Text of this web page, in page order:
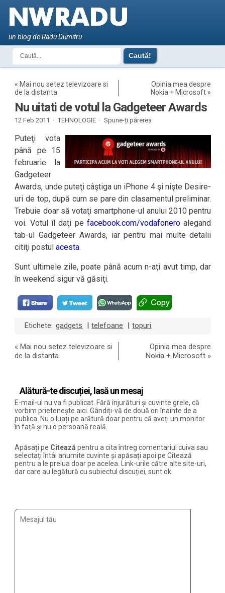
un blog de Radu Dumitru
« Mai nou setez televizoare si
de la distanta
Opinia mea despre
Nokia + Microsoft »
Nu uitati de votul la Gadgeteer Awards
12 Feb 2011 · TEHNOLOGIE · Spune-ți părerea
Puteţi vota
până pe 15
februarie la
Gadgeteer
Awards, unde puteţi câştiga un iPhone 4 şi nişte Desire-
uri de top, după cum se pare din clasamentul preliminar.
Trebuie doar să votaţi smartphone-ul anului 2010 pentru
voi. Votul îl daţi pe facebook.com/vodafoneroalegand
tab-ul Gadgeteer Awards, iar pentru mai multe detalii
citiţi postulacesta.
Sunt ultimele zile, poate până acum n-aţi avut timp, dar
în weekend sigur vă găsiţi.
Etichete: gadgets telefoane topuri
«Mai nou setez televizoare si
de la distanta
Opinia mea despre
Nokia + Microsoft »
Alătură-te discuției, lasă un mesaj
E-mail-ul nu va fi publicat. Fără înjurături și cuvinte grele, că
vorbim prietenește aici. Gândiți-vă de două ori înainte de a
publica. Nu o luați pe arătură doar pentru că aveți un monitor
în față și nu o persoană reală.
Apăsați pe Citează pentru a cita întreg comentariul cuiva sau
selectați întâi anumite cuvinte și apăsați apoi pe Citează
pentru a le prelua doar pe acelea. Link-urile către alte site-uri,
dar care au legătură cu subiectul discuției, sunt ok.